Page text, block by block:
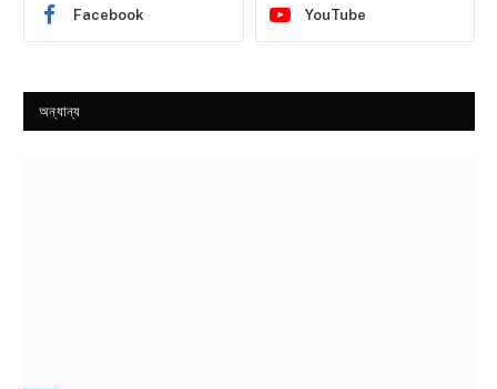
Facebook YouTube
অন্যান্য